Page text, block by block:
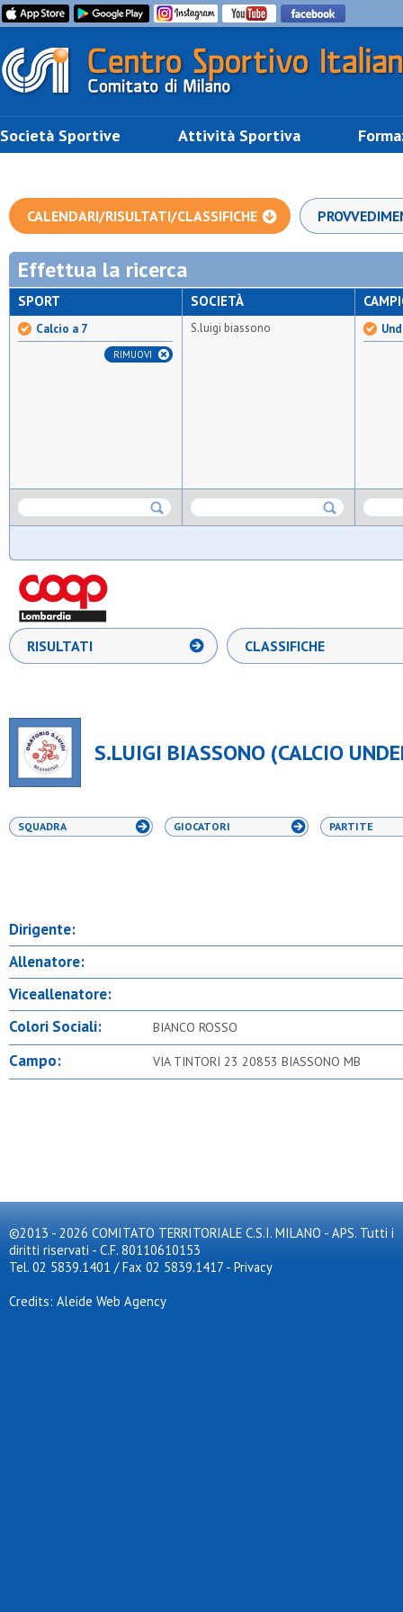
Società Sportive Attività Sportiva
CALENDARI/RISULTATI/CLASSIFICHE
Effettua la ricerca
SPORT
Calcio a 7
RIMUOVI
SOCIETÀ
S.luigi biassono
RISULTATI CLASSIFICHE
S.LUIGI BIASSONO (CALCIO
SQUADRA GIOCATORI PARTITE
Dirigente:
Allenatore:
Viceallenatore:
Colori Sociali:
BIANCO ROSSO
Campo: VIA TINTORI 23 20853 BIASSONO MB
©2013 - 2026 COMITATO TERRITORIALE C.S.I. MILANO - APS. Tutti i
diritti riservati - C.F. 80110610153
Tel. 02 5839.1401 / Fax 02 5839.1417 - Privacy
Credits: Aleide Web Agency